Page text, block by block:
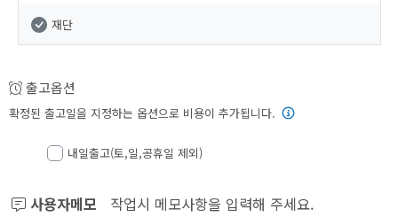
재단
출고옵션
확정된 출고일을 지정하는 옵션으로 비용이 추가됩니다.
내일출고(토,일,공휴일 제외)
사용자메모 작업시 메모사항을 입력해 주세요.